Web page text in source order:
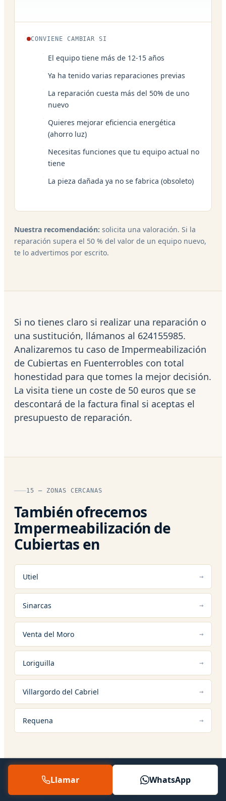
CONVIENE CAMBIAR SI
El equipo tiene más de 12-15 años
Ya ha tenido varias reparaciones previas
La reparación cuesta más del 50% de uno
nuevo
Quieres mejorar eficiencia energética
(ahorro luz)
Necesitas funciones que tu equipo actual no
tiene
La pieza dañada ya no se fabrica (obsoleto)
Nuestra recomendación: solicita una valoración. Si la
reparación supera el 50 % del valor de un equipo nuevo,
te lo advertimos por escrito.
Si no tienes claro si realizar una reparación o
una sustitución, llámanos al 624155985.
Analizaremos tu caso de Impermeabilización
de Cubiertas en Fuenterrobles con total
honestidad para que tomes la mejor decisión.
La visita tiene un coste de 50 euros que se
descontará de la factura final si aceptas el
presupuesto de reparación.
15 — ZONAS CERCANAS
También ofrecemos
Impermeabilización de
Cubiertas en
Utiel
Sinarcas
Venta del Moro
Loriguilla
Villargordo del Cabriel
Requena
Llamar WhatsApp